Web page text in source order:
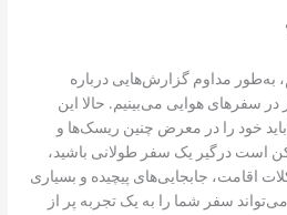
به‌طور مداوم گزارش‌هایی درباره
سفرهای هوایی می‌بینیم. حالا این
خود را در معرض چنین ریسک‌ها و
است درگیر یک سفر طولانی باشید،
اقامت، جابجایی‌های پیچیده و بسیاری
سفر شما را به یک تجربه پر از